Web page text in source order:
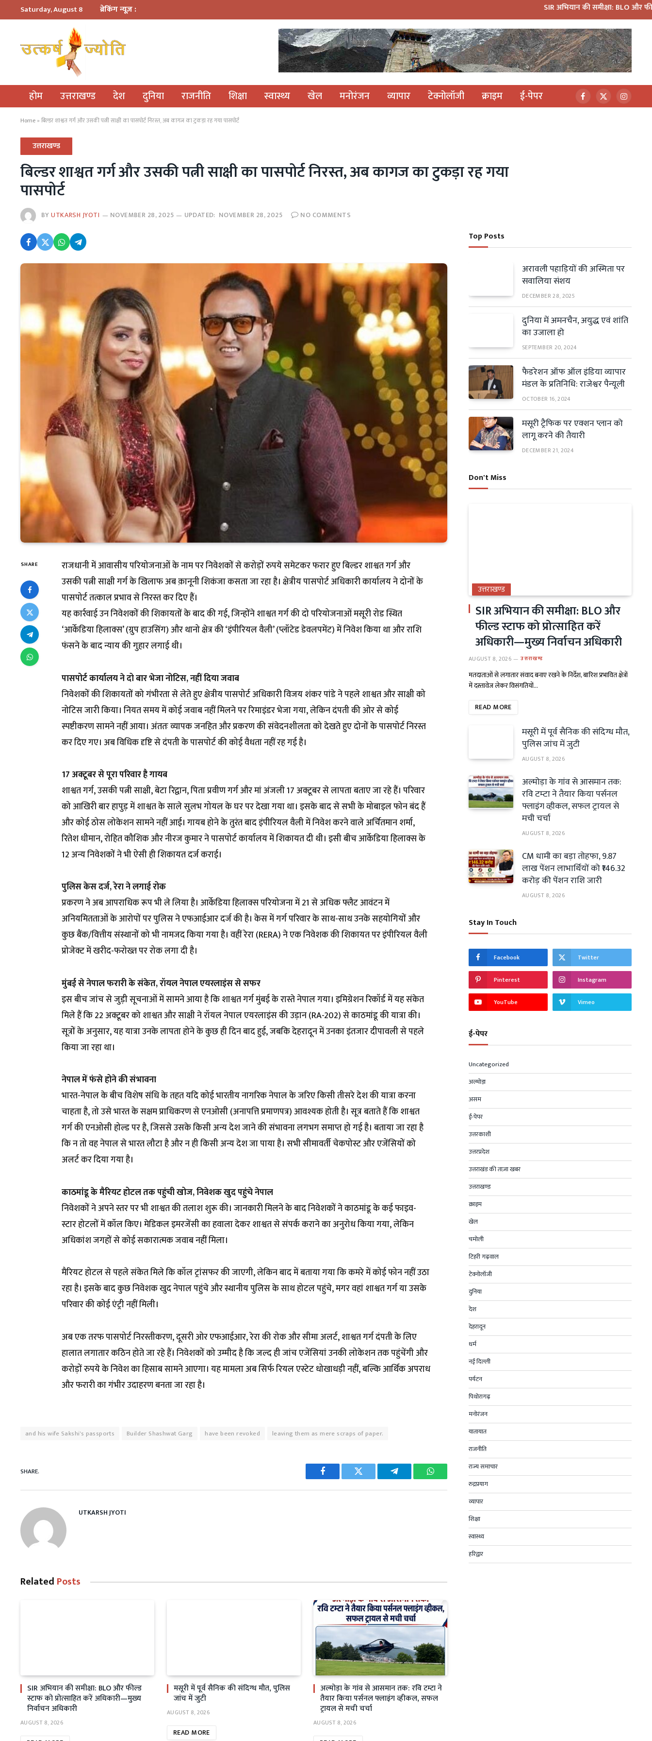
Saturday, August 8 ब्रेकिंग न्यूज़ : SIR अभियान की समीक्षा: BLO और फील्ड स्टाफ को
होम उत्तराखण्ड देश दुनिया राजनीति शिक्षा स्वास्थ्य खेल मनोरंजन व्यापार टेक्नोलॉजी क्राइम ई-पेपर Facebook
X
(Twitter)
Home » बिल्डर शाश्वत गर्ग और उसकी पत्नी साक्षी का पासपोर्ट निरस्त, अब कागज का टुकड़ा रह गया पासपोर्ट
उत्तराखण्ड
बिल्डर शाश्वत गर्ग और उसकी पत्नी साक्षी का पासपोर्ट निरस्त, अब कागज का टुकड़ा रह गया
पासपोर्ट
BYUTKARSH JYOTI NOVEMBER 28, 2025 UPDATED: NOVEMBER 28, 2025 NO COMMENTS
SHARE
राजधानी में आवासीय परियोजनाओं के नाम पर निवेशकों से करोड़ों रुपये समेटकर फरार हुए बिल्डर शाश्वत गर्ग और
उसकी पत्नी साक्षी गर्ग के खिलाफ अब क़ानूनी शिकंजा कसता जा रहा है। क्षेत्रीय पासपोर्ट अधिकारी कार्यालय ने दोनों के
पासपोर्ट तत्काल प्रभाव से निरस्त कर दिए हैं।
यह कार्रवाई उन निवेशकों की शिकायतों के बाद की गई, जिन्होंने शाश्वत गर्ग की दो परियोजनाओं मसूरी रोड स्थित
‘आर्केडिया हिलाक्स’ (ग्रुप हाउसिंग) और थानो क्षेत्र की ‘इंपीरियल वैली’ (प्लॉटेड डेवलपमेंट) में निवेश किया था और राशि
फंसने के बाद न्याय की गुहार लगाई थी।
पासपोर्ट कार्यालय ने दो बार भेजा नोटिस, नहीं दिया जवाब
निवेशकों की शिकायतों को गंभीरता से लेते हुए क्षेत्रीय पासपोर्ट अधिकारी विजय शंकर पांडे ने पहले शाश्वत और साक्षी को
नोटिस जारी किया। नियत समय में कोई जवाब नहीं मिलने पर रिमाइंडर भेजा गया, लेकिन दंपती की ओर से कोई
स्पष्टीकरण सामने नहीं आया। अंततः व्यापक जनहित और प्रकरण की संवेदनशीलता को देखते हुए दोनों के पासपोर्ट निरस्त
कर दिए गए। अब विधिक दृष्टि से दंपती के पासपोर्ट की कोई वैधता नहीं रह गई है।
17 अक्टूबर से पूरा परिवार है गायब
शाश्वत गर्ग, उसकी पत्नी साक्षी, बेटा रिद्वान, पिता प्रवीण गर्ग और मां अंजली 17 अक्टूबर से लापता बताए जा रहे हैं। परिवार
को आखिरी बार हापुड़ में शाश्वत के साले सुलभ गोयल के घर पर देखा गया था। इसके बाद से सभी के मोबाइल फोन बंद हैं
और कोई ठोस लोकेशन सामने नहीं आई। गायब होने के तुरंत बाद इंपीरियल वैली में निवेश करने वाले अर्चितमान शर्मा,
रितेश धीमान, रोहित कौशिक और नीरज कुमार ने पासपोर्ट कार्यालय में शिकायत दी थी। इसी बीच आर्केडिया हिलाक्स के
12 अन्य निवेशकों ने भी ऐसी ही शिकायत दर्ज कराई।
पुलिस केस दर्ज, रेरा ने लगाईरोक
प्रकरण ने अब आपराधिक रूप भी ले लिया है। आर्केडिया हिलाक्स परियोजना में 21 से अधिक फ्लैट आवंटन में
अनियमितताओं के आरोपों पर पुलिस ने एफआईआर दर्ज की है। केस में गर्ग परिवार के साथ-साथ उनके सहयोगियों और
कुछ बैंक/वित्तीय संस्थानों को भी नामजद किया गया है। वहीं रेरा (RERA) ने एक निवेशक की शिकायत पर इंपीरियल वैली
प्रोजेक्ट में खरीद-फरोख्त पर रोक लगा दी है।
मुंबई से नेपाल फरारी के संकेत, रॉयल नेपाल एयरलाइंस से सफर
इस बीच जांच से जुड़ी सूचनाओं में सामने आया है कि शाश्वत गर्ग मुंबई के रास्ते नेपाल गया। इमिग्रेशन रिकॉर्ड में यह संकेत
मिले हैं कि 22 अक्टूबर को शाश्वत और साक्षी ने रॉयल नेपाल एयरलाइंस की उड़ान (RA-202) से काठमांडू की यात्रा की।
सूत्रों के अनुसार, यह यात्रा उनके लापता होने के कुछ ही दिन बाद हुई, जबकि देहरादून में उनका इंतजार दीपावली से पहले
किया जा रहा था।
नेपाल में फंसे होने की संभावना
भारत-नेपाल के बीच विशेष संधि के तहत यदि कोई भारतीय नागरिक नेपाल के जरिए किसी तीसरे देश की यात्रा करना
चाहता है, तो उसे भारत के सक्षम प्राधिकरण से एनओसी (अनापत्ति प्रमाणपत्र) आवश्यक होती है। सूत्र बताते हैं कि शाश्वत
गर्ग की एनओसी होल्ड पर है, जिससे उसके किसी अन्य देश जाने की संभावना लगभग समाप्त हो गई है। बताया जा रहा है
कि न तो वह नेपाल से भारत लौटा है और न ही किसी अन्य देश जा पाया है। सभी सीमावर्ती चेकपोस्ट और एजेंसियों को
अलर्ट कर दिया गया है।
काठमांडू के मैरियट होटल तक पहुंची खोज, निवेशक खुद पहुंचे नेपाल
निवेशकों ने अपने स्तर पर भी शाश्वत की तलाश शुरू की। जानकारी मिलने के बाद निवेशकों ने काठमांडू के कई फाइव-
स्टार होटलों में कॉल किए। मेडिकल इमरजेंसी का हवाला देकर शाश्वत से संपर्क कराने का अनुरोध किया गया, लेकिन
अधिकांश जगहों से कोई सकारात्मक जवाब नहीं मिला।
मैरियट होटल से पहले संकेत मिले कि कॉल ट्रांसफर की जाएगी, लेकिन बाद में बताया गया कि कमरे में कोई फोन नहीं उठा
रहा है। इसके बाद कुछ निवेशक खुद नेपाल पहुंचे और स्थानीय पुलिस के साथ होटल पहुंचे, मगर वहां शाश्वत गर्ग या उसके
परिवार की कोई एंट्री नहीं मिली।
अब एक तरफ पासपोर्ट निरस्तीकरण, दूसरी ओर एफआईआर, रेरा की रोक और सीमा अलर्ट, शाश्वत गर्ग दंपती के लिए
हालात लगातार कठिन होते जा रहे हैं। निवेशकों को उम्मीद है कि जल्द ही जांच एजेंसियां उनकी लोकेशन तक पहुंचेंगी और
करोड़ों रुपये के निवेश का हिसाब सामने आएगा। यह मामला अब सिर्फ रियल एस्टेट धोखाधड़ी नहीं, बल्कि आर्थिक अपराध
और फरारी का गंभीर उदाहरण बनता जा रहा है।
and his wife Sakshi's passports Builder Shashwat Garg have been revoked leaving them as mere scraps of paper.
SHARE.
Facebook Twitter Telegram WhatsApp
UTKARSH JYOTI
Related Posts
SIR अभियान की समीक्षा: BLO और फील्ड
स्टाफ को प्रोत्साहित करें अधिकारी—मुख्य
निर्वाचन अधिकारी
AUGUST 8, 2026
मसूरी में पूर्व सैनिक की संदिग्ध मौत, पुलिस
जांच में जुटी
AUGUST 8, 2026
READ MORE
अल्मोड़ा के गांव से आसमान तक: रवि टम्टा ने
तैयार किया पर्सनल फ्लाइंग व्हीकल, सफल
ट्रायल से मची चर्चा
AUGUST 8, 2026
Top Posts
अरावली पहाड़ियों की अस्मिता पर
सवालिया संशय
DECEMBER 28, 2025
दुनिया में अमनचैन, अयुद्ध एवं शांति
का उजाला हो
SEPTEMBER 20, 2024
फैडरेशन ऑफ ऑल इंडिया व्यापार
मंडल के प्रतिनिधि: राजेश्वर पैन्यूली
OCTOBER 16, 2024
मसूरी ट्रैफिक पर एक्शन प्लान को
लागू करने की तैयारी
DECEMBER 21, 2024
Don't Miss
उत्तराखण्ड
SIR अभियान की समीक्षा: BLO और
फील्ड स्टाफ को प्रोत्साहित करें
अधिकारी—मुख्य निर्वाचन अधिकारी
AUGUST 8, 2026 उत्तराखण्ड
मतदाताओं से लगातार संवाद बनाए रखने के निर्देश, बारिश प्रभावित क्षेत्रों
में दस्तावेज लेकर विसंगतियों…
READ MORE
मसूरी में पूर्व सैनिक की संदिग्ध मौत,
पुलिस जांच में जुटी
AUGUST 8, 2026
अल्मोड़ा के गांव से आसमान तक:
रवि टम्टा ने तैयार किया पर्सनल
फ्लाइंग व्हीकल, सफल ट्रायल से
मची चर्चा
AUGUST 8, 2026
CM धामी का बड़ा तोहफा, 9.87
लाख पेंशन लाभार्थियों को ₹146.32
करोड़ की पेंशन राशि जारी
AUGUST 8, 2026
Stay In Touch
Facebook Twitter
Pinterest Instagram
YouTube Vimeo
ई-पेपर
Uncategorized
अल्मोड़ा
असम
ई-पेपर
उत्तरकाशी
उत्तरप्रदेश
उत्तराखंड की ताज़ा खबर
उत्तराखण्ड
क्राइम
खेल
चमोली
टिहरी गढ़वाल
टेक्नोलॉजी
दुनिया
देश
देहरादून
धर्म
नई दिल्ली
पर्यटन
पिथोरागढ़
मनोरंजन
यातायात
राजनीति
राज्य समाचार
रुद्रप्रयाग
व्यापार
शिक्षा
स्वास्थ्य
हरिद्वार